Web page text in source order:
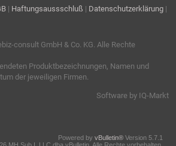
| Haftungsaussschluß | Datenschutzerklärung |
consult GmbH & Co. KG. Alle Rechte
Produktbezeichnungen, Namen und
der jeweiligen Firmen.
Software by IQ-Markt
Powered by vBulletin® Version 5.7.1